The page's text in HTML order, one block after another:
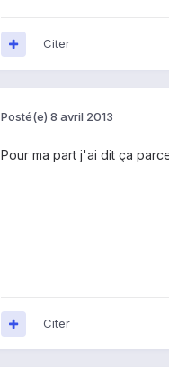
Citer
Posté(e) 8 avril 2013
Pour ma part j'ai dit ça
Citer